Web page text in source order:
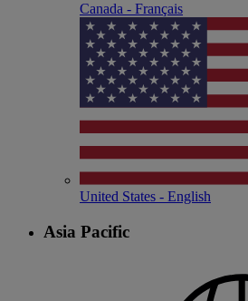
Canada - Français
United States - English
Asia Pacific